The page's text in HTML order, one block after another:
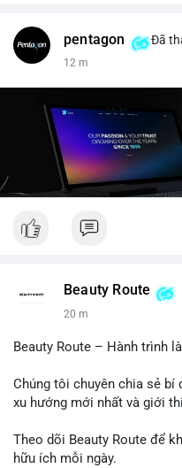
pentagon Đã
12 m
Beauty Route
20 m
Beauty Route – Hành trình
Chúng tôi chuyên chia sẻ bí
xu hướng mới nhất và giới
Theo dõi Beauty Route để
hữu ích mỗi ngày.